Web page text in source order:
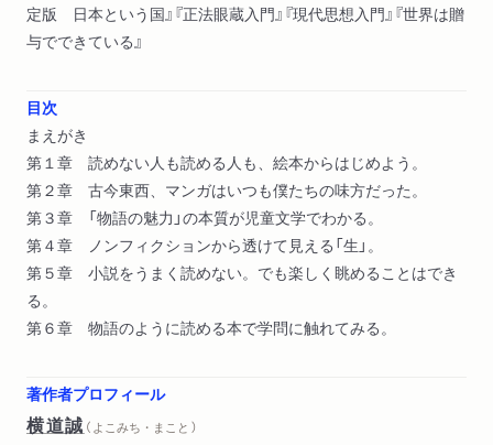
定版 日本という国』『正法眼蔵入門』『現代思想入門』『世界は贈
与でできている』
目次
まえがき
第１章 読めない人も読める人も、絵本からはじめよう。
第２章 古今東西、マンガはいつも僕たちの味方だった。
第３章 「物語の魅力」の本質が児童文学でわかる。
第４章 ノンフィクションから透けて見える「生」。
第５章 小説をうまく読めない。でも楽しく眺めることはでき
る。
第６章 物語のように読める本で学問に触れてみる。
著作者プロフィール
横道誠 （ よこみち・まこと ）